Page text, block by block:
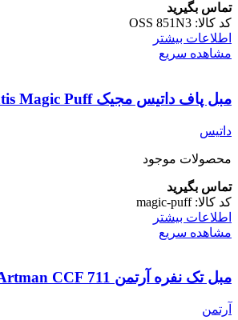
تماس بگیرید
کد کالا: OSS 851N3
اطلاعات بیشتر
مشاهده سریع
مبل پاف داتیس مجیک Datis Magic Puff
داتیس
محصولات موجود
تماس بگیرید
کد کالا:magic-puff
اطلاعات بیشتر
مشاهده سریع
مبل تک نفره آرتمن Artman CCF 711
آرتمن